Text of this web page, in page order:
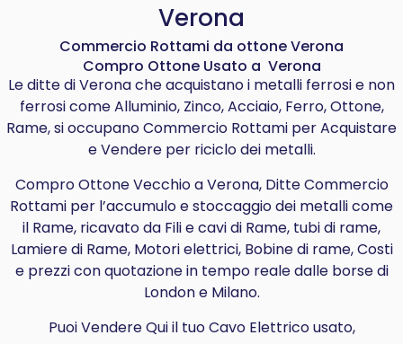
Verona
Commercio Rottami da ottone Verona
Compro Ottone Usato a Verona
Le ditte di Verona che acquistano i metalli ferrosi e non
ferrosi come Alluminio, Zinco, Acciaio, Ferro, Ottone,
Rame, si occupano Commercio Rottami per Acquistare
e Vendere per riciclo dei metalli.
Compro Ottone Vecchio a Verona, Ditte Commercio
Rottami per l’accumulo e stoccaggio dei metalli come
il Rame, ricavato da Fili e cavi di Rame, tubi di rame,
Lamiere di Rame, Motori elettrici, Bobine di rame, Costi
e prezzi con quotazione in tempo reale dalle borse di
London e Milano.
Puoi Vendere Qui il tuo Cavo Elettrico usato,